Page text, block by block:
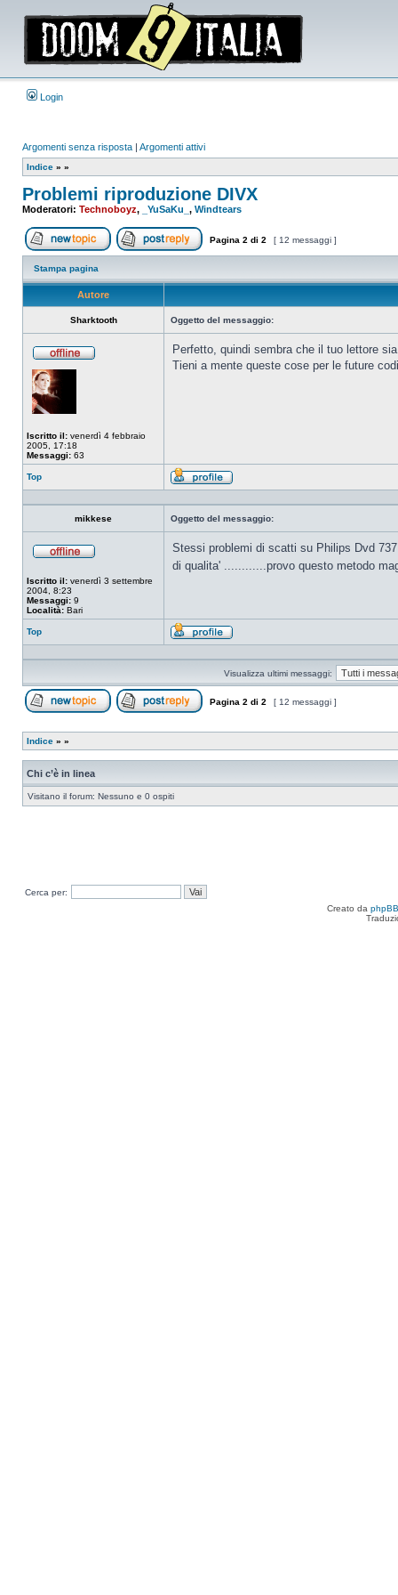
Login
Argomenti senza risposta | Argomenti attivi
Indice » »
Problemi riproduzione DIVX
Moderatori: Technoboyz, _YuSaKu_ , Windtears
Apri un nuovo argomentoRispondi all’argomento
Pagina 2 di 2 [ 12 messaggi ]
Stampa pagina
Autore
Sharktooth Oggetto del messaggio:
Iscritto il: venerdì 4 febbraio
2005, 17:18
Messaggi: 63
Perfetto, quindi sembra che il tuo lettore
Tieni a mente queste cose per le future
Top
Profilo
mikkese Oggetto del messaggio:
Iscritto il: venerdì 3 settembre
2004, 8:23
Messaggi: 9
Località: Bari
Stessi problemi di scatti su Philips Dvd
di qualita' ............provo questo metodo
Top
Profilo
Visualizza ultimi messaggi:
Pagina 2 di 2 [ 12 messaggi ]
Indice » »
Chi c’è in linea
Visitano il forum: Nessuno e 0 ospiti
Cerca per:
Creato da phpBB